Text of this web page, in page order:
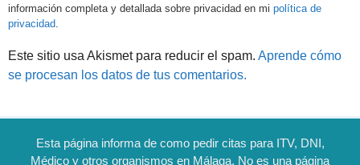
información completa y detallada sobre privacidad en mi política de
privacidad
Este sitio usa Akismet para reducir el spam. Aprende cómo
se procesan los datos de tus comentarios.
Esta página informa de como pedir citas para ITV, DNI,
Médico y otros organismos en Málaga. No es una página